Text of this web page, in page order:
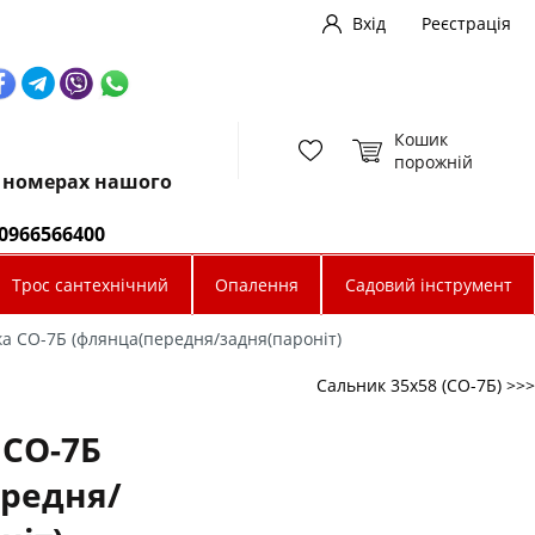
Вхід
Реєстрація
номерах нашого
Кошик
порожній
Трос сантехнічний Опалення Садовий інструмент
СО-7Б (флянца(передня/задня(пароніт)
Сальник 35х58 (СО-7Б) >>>
7Б